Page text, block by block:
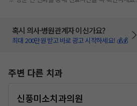
혹시 의사·병원관계자 이신가요?
최대 200만원 받고 바로 광고 시작하세요! 💰💰
주변 다른 치과
신풍미소치과의원